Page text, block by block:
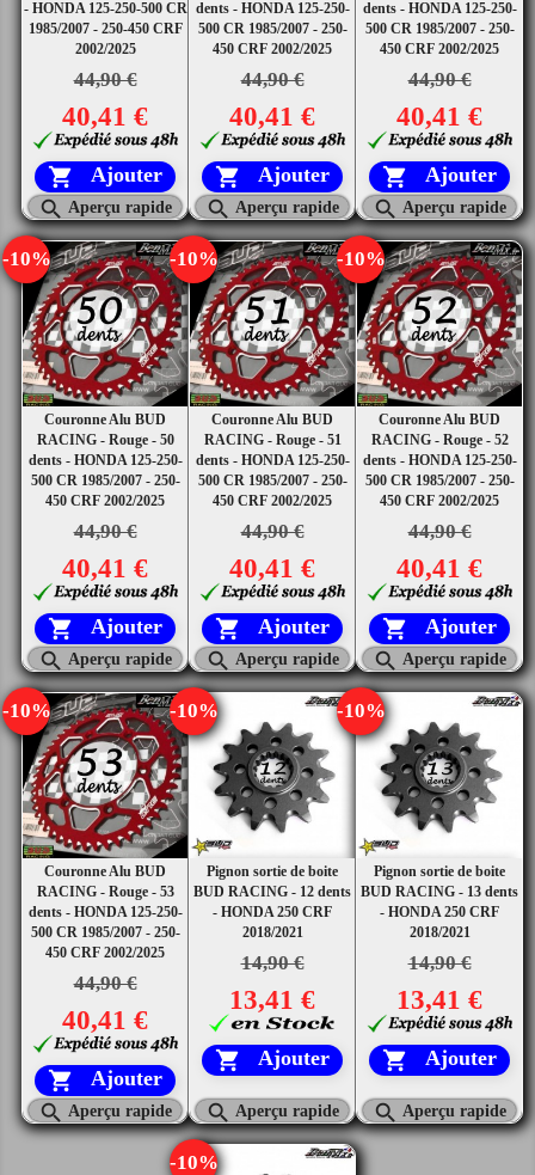
- HONDA 125-250-500 CR
1985/2007 - 250-450 CRF
2002/2025
44,90 €
40,41 €
 Ajouter
 Aperçu rapide
dents - HONDA 125-250-
500 CR 1985/2007 - 250-
450 CRF 2002/2025
44,90 €
40,41 €
 Ajouter
 Aperçu rapide
dents - HONDA 125-250-
500 CR 1985/2007 - 250-
450 CRF 2002/2025
44,90 €
40,41 €
 Ajouter
 Aperçu rapide
Couronne Alu BUD
RACING - Rouge - 50
dents - HONDA 125-250-
500 CR 1985/2007 - 250-
450 CRF 2002/2025
44,90 €
-10%
40,41 €
 Ajouter
 Aperçu rapide
Couronne Alu BUD
RACING - Rouge - 51
dents - HONDA 125-250-
500 CR 1985/2007 - 250-
450 CRF 2002/2025
44,90 €
-10%
40,41 €
 Ajouter
 Aperçu rapide
Couronne Alu BUD
RACING - Rouge - 52
dents - HONDA 125-250-
500 CR 1985/2007 - 250-
450 CRF 2002/2025
44,90 €
-10%
40,41 €
 Ajouter
 Aperçu rapide
Couronne Alu BUD
RACING - Rouge - 53
dents - HONDA 125-250-
500 CR 1985/2007 - 250-
450 CRF 2002/2025
44,90 €
-10%
40,41 €
 Ajouter
 Aperçu rapide
Pignon sortie de boite
BUD RACING - 12 dents
- HONDA 250 CRF
2018/2021
14,90 €
-10%
13,41 €
 Ajouter
 Aperçu rapide
Pignon sortie de boite
BUD RACING - 13 dents
- HONDA 250 CRF
2018/2021
14,90 €
-10%
13,41 €
 Ajouter
 Aperçu rapide
-10%